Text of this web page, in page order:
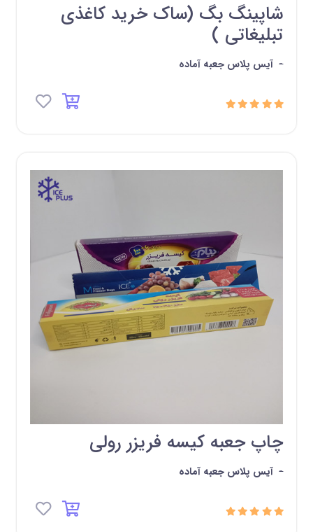
شاپینگ بگ (ساک خرید کاغذی
تبلیغاتی )
- آیس پلاس جعبه آماده
چاپ جعبه کیسه فریزر رولی
- آیس پلاس جعبه آماده